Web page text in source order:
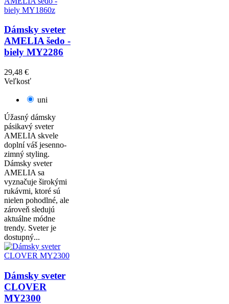
Dámsky sveter
AMELIA šedo -
biely MY2286
29,48 €
Veľkosť
uni
Úžasný dámsky
pásikavý sveter
AMELIA skvele
doplní váš jesenno-
zimný styling.
Dámsky sveter
AMELIA sa
vyznačuje širokými
rukávmi, ktoré sú
nielen pohodlné, ale
zároveň sledujú
aktuálne módne
trendy. Sveter je
dostupný...
Dámsky sveter
CLOVER
MY2300